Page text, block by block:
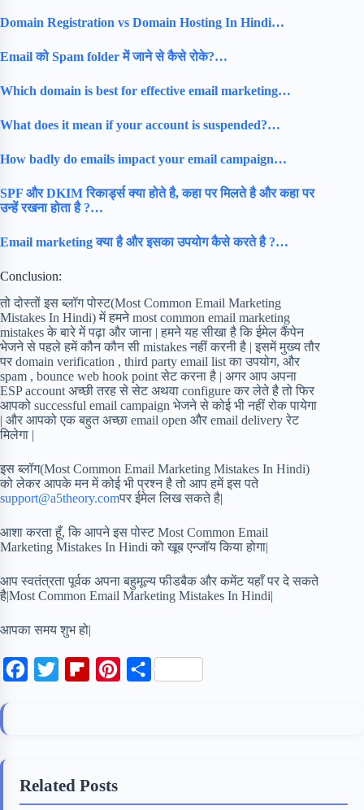
Domain Registration vs Domain Hosting In Hindi…
Email को Spam folder में जाने से कैसे रोके?…
Which domain is best for effective email marketing…
What does it mean if your account is suspended?…
How badly do emails impact your email campaign…
SPF और DKIM रिकार्ड्स क्या होते है, कहा पर मिलते है और कहा पर
उन्हें रखना होता है ?…
Email marketing क्या है और इसका उपयोग कैसे करते है ?…
Conclusion:
तो दोस्तों इस ब्लॉग पोस्ट(Most Common Email Marketing
Mistakes In Hindi) में हमने most common email marketing
mistakes के बारे में पढ़ा और जाना | हमने यह सीखा है कि ईमेल कैंपेन
भेजने से पहले हमें कौन कौन सी mistakes नहीं करनी है | इसमें मुख्य तौर
पर domain verification , third party email list का उपयोग, और
spam , bounce web hook point सेट करना है | अगर आप अपना
ESP account अच्छी तरह से सेट अथवा configure कर लेते है तो फिर
आपको successful email campaign भेजने से कोई भी नहीं रोक पायेगा
| और आपको एक बहुत अच्छा email open और email delivery रेट
मिलेगा |
इस ब्लॉग(Most Common Email Marketing Mistakes In Hindi)
को लेकर आपके मन में कोई भी प्रश्न है तो आप हमें इस पते
support@a5theory.comपर ईमेल लिख सकते है|
आशा करता हूँ, कि आपने इस पोस्ट Most Common Email
Marketing Mistakes In Hindi को खूब एन्जॉय किया होगा|
आप स्वतंत्रता पूर्वक अपना बहुमूल्य फीडबैक और कमेंट यहाँ पर दे सकते
है|Most Common Email Marketing Mistakes In Hindi|
आपका समय शुभ हो|
o
e
o
S
Related Posts